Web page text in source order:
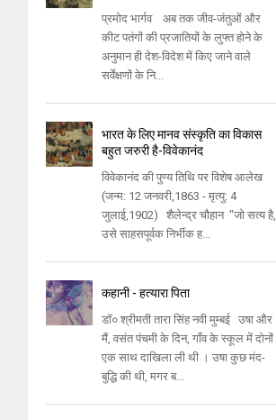
प्रमोद भार्गव अब तक जीव-जंतुओं और
कीट पतंगों की प्रजातियों के लुफ्त होने के
अनुमान ही देश-विदेश में किए जाने वाले
सर्वेक्षणों के नि...
भारत के लिए मानव संस्कृति का विकास
बहुत जरुरी है-विवेकानंद
विवेकानंद की पुण्य तिथि पर विशेष आलेख
(जन्म: 12 जनवरी,1863 - मृत्यु: 4
जुलाई,1902) शैलेन्द्र चौहान "जो सत्य है,
उसे साहसपूर्वक निर्भीक ह...
कहानी - हत्यारा पिता
डॉ० श्रीमती तारा सिंह नवी मुम्बई उषा और
मैं, वसंत पंचमी के दिन, गाँव के स्कूल में दोनों
एक साथ दाखिला ली थी । उषा कुछ मंद-
बुद्धि की थी, मगर ब...